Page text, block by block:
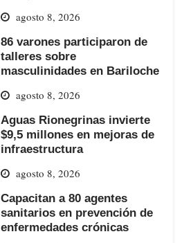
agosto 8, 2026
86 varones participaron de
talleres sobre
masculinidades en Bariloche
agosto 8, 2026
Aguas Rionegrinas invierte
$9,5 millones en mejoras de
infraestructura
agosto 8, 2026
Capacitan a 80 agentes
sanitarios en prevención de
enfermedades crónicas